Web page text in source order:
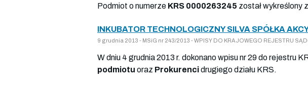
Podmiot o numerze KRS 0000263245 został wykreślony
INKUBATOR TECHNOLOGICZNY SILVA SPÓŁKA
9 grudnia 2013 - MSiG nr 243/2013 - WPISY DO KRAJOWEGO REJESTRU
W dniu 4 grudnia 2013 r. dokonano wpisu nr 29 do rejestru
podmiotu oraz Prokurencidrugiego działu KRS.